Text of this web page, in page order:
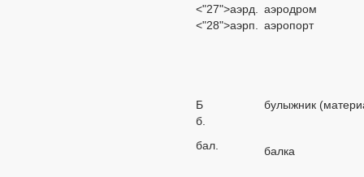
<"27">аэрд.
аэродром
<"28">аэрп.
аэропорт
Б
булыжник
б.
бал.
балка